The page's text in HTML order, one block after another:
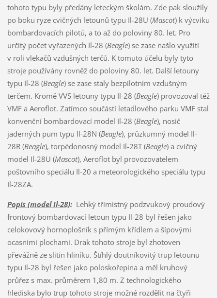
tohoto typu byly předány leteckým školám. Zde pak sloužily
po boku ryze cvičných letounů typu Il-28U (Mascot) k výcviku
bombardovacích pilotů, a to až do poloviny 80. let. Pro
určitý počet vyřazených Il-28 (Beagle) se zase našlo využití
v roli vlekačů vzdušných terčů. K tomuto účelu byly tyto
stroje používány rovněž do poloviny 80. let. Další letouny
typu Il-28 (Beagle) se zase staly bezpilotním vzdušným
terčem. Kromě VVS letouny typu Il-28 (Beagle) provozoval též
VMF a Aeroflot. Zatímco součástí letadlového parku VMF stal
konvenční bombardovací model Il-28 (Beagle), nosič
jaderných pum typu Il-28N (Beagle), průzkumný model Il-
28R (Beagle), torpédonosný model Il-28T (Beagle) a cvičný
model Il-28U (Mascot), Aeroflot byl provozovatelem
poštovního speciálu Il-20 a meteorologického speciálu typu
Il-28ZA.
Popis (model Il-28):Lehký třímístný podzvukový proudový
frontový bombardovací letoun typu Il-28 byl řešen jako
celokovový hornoplošník s přímým křídlem a šípovými
ocasními plochami. Drak tohoto stroje byl zhotoven
převážně ze slitin hliníku. Štíhlý doutníkovitý trup letounu
typu Il-28 byl řešen jako poloskořepina a měl kruhový
průřez s max. průměrem 1,80 m. Z technologického
hlediska bylo trup tohoto stroje možné rozdělit na čtyři